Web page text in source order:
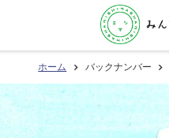
ホーム バックナンバー